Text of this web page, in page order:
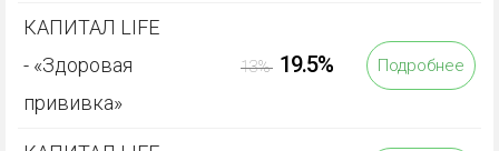
КАПИТАЛ LIFE
- «Здоровая
прививка»
13% 19.5% Подробнее